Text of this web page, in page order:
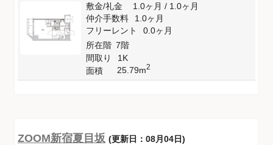
敷金/礼金 1.0ヶ月/ 1.0ヶ月
仲介手数料
1.0ヶ月
フリーレント
0.0ヶ月
所在階 7階
間取り
1K
面積
25.79m2
ZOOM新宿夏目坂 (更新日：08月04日)